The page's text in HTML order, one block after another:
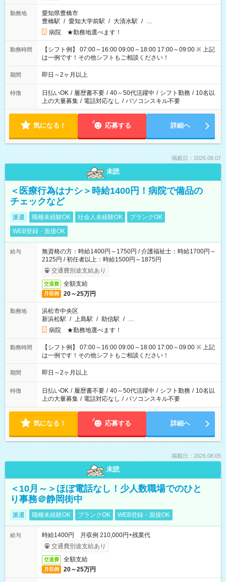
勤務地
愛知県豊橋市
豊橋駅 / 愛知大学前駅 / 大清水駅 / …
病院 ★勤務地選べます！
勤務時間
【シフト例】 07:00～16:00 09:00～18:00 17:00～09:00 ※ 上記
は一例です！その他シフトもご相談ください！
期間 即日～2ヶ月以上
特徴 日払いOK / 履歴書不要 / 40～50代活躍中 / シフト勤務 / 10名以
上の大量募集 / 電話対応なし / パソコンスキル不要
気になる！ 応募する 詳細へ
掲載日：2026.08.07
未読
＜医療行為はナシ＞時給1400円！病院で備品の
チェックなど
派遣 職種未経験OK 社会人未経験OK
ブランクOK
WEB登録・面接OK
給与
無資格の方：時給1400円～1750円 / 介護福祉士：時給1700円～
2125円 / 初任者以上：時給1500円～1875円
交通費別途支給あり
交通費 全額支給
月収例 20～25万円
勤務地
浜松市中央区
新浜松駅 / 上島駅 / 助信駅 / …
病院 ★勤務地選べます！
勤務時間
【シフト例】 07:00～16:00 09:00～18:00 17:00～09:00 ※ 上記
は一例です！その他シフトもご相談ください！
期間 即日～2ヶ月以上
特徴 日払いOK / 履歴書不要 / 40～50代活躍中 / シフト勤務 / 10名以
上の大量募集 / 電話対応なし / パソコンスキル不要
気になる！ 応募する 詳細へ
掲載日：2026.08.05
未読
＜10月～＞ほぼ電話なし！少人数職場でのひと
り事務＠静岡街中
派遣 職種未経験OK ブランクOK WEB登録・面接OK
給与
時給1400円 月収例 210,000円+残業代
交通費別途支給あり
交通費 全額支給
月収例 20～25万円